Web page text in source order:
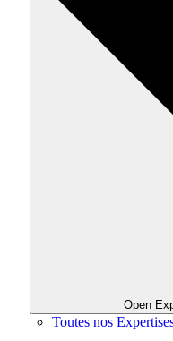
Open
Toutes nos